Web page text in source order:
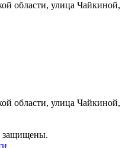
области, улица Чайкиной,
области, улица Чайкиной,
защищены.